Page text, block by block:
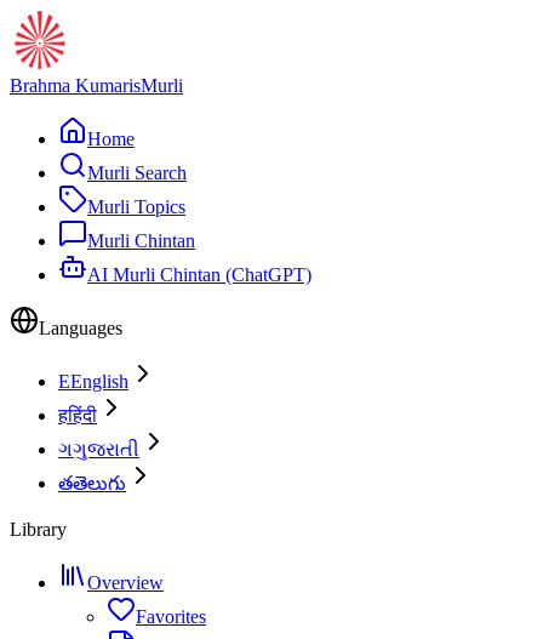
Brahma KumarisMurli
Home
Murli Search
Murli Topics
Murli Chintan
AI Murli Chintan (ChatGPT)
Languages
EEnglish
हहिंदी
ગગુજરાતી
తతెలుగు
Library
Overview
Favorites